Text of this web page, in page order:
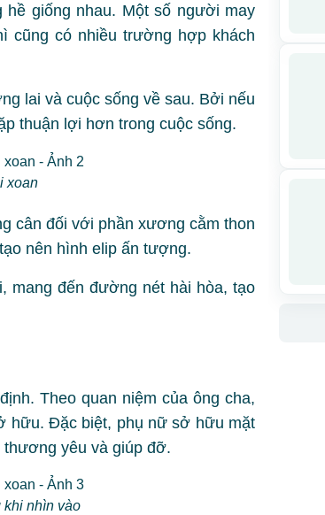
giống nhau. Một số người may
cũng có nhiều trường hợp khách
lai và cuộc sống về sau. Bởi nếu
thuận lợi hơn trong cuộc sống.
xoan
cân đối với phần xương cằm thon
nên hình elip ấn tượng.
mang đến đường nét hài hòa, tạo
Theo quan niệm của ông cha,
hữu. Đặc biệt, phụ nữ sở hữu mặt
yêu và giúp đỡ.
khi nhìn vào